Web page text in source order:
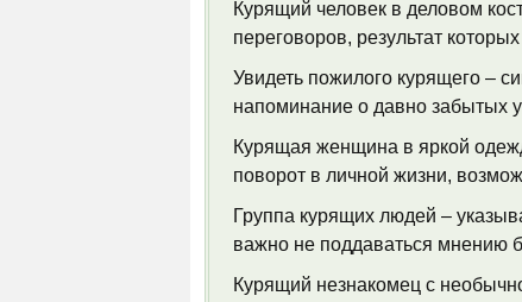
Курящий человек в деловом
переговоров, результат
Увидеть пожилого курящего –
напоминание о давно забытых
Курящая женщина в яркой
поворот в личной жизни,
Группа курящих людей –
важно не поддаваться мнению
Курящий незнакомец с